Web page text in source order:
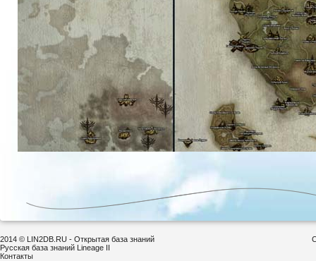
2014 © LIN2DB.RU - Открытая база знаний
Русская база знаний Lineage II
Контакты